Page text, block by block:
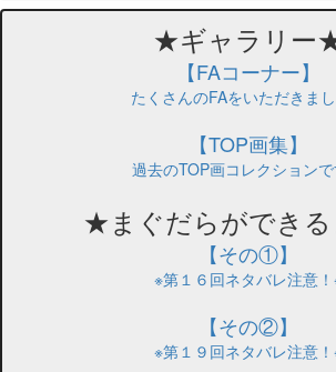
★ギャラリー
【FAコーナー】
たくさんのFAをいただきまし
【TOP画集】
過去のTOP画コレクションで
★まぐだらができ
【その①】
※第１６回ネタバレ注意
【その②】
※第１９回ネタバレ注意